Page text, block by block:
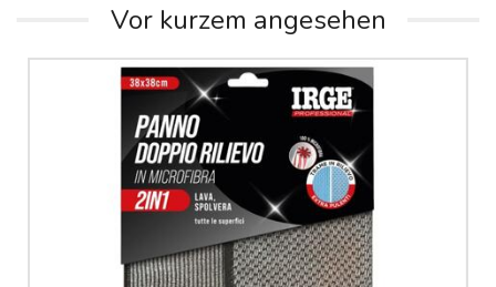
Vor kurzem angesehen